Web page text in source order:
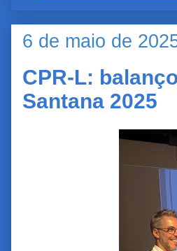
6 de maio de
CPR-L:
Santana 2025